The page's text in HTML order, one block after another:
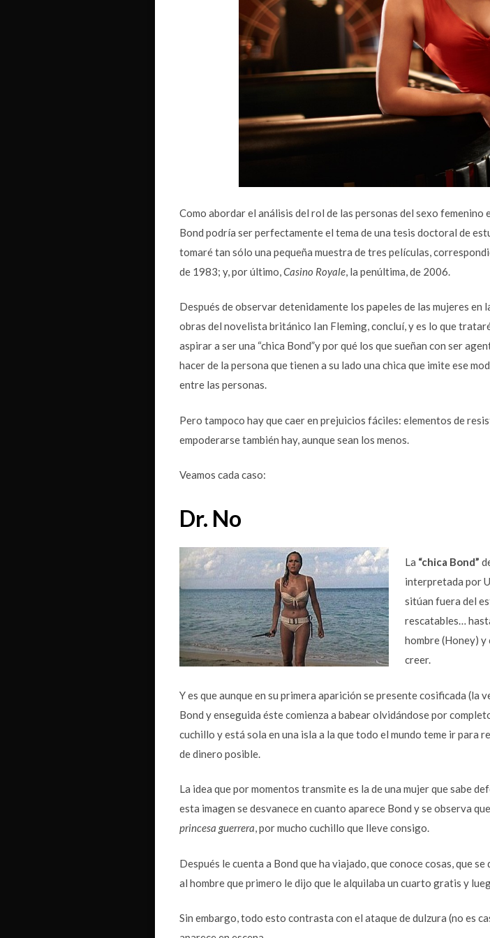
Como abordar el análisis del rol de las personas del sexo
Bond podría ser perfectamente el tema de una tesis doctoral de
tomaré tan sólo una pequeña muestra de tres películas,
de 1983; y, por último, Casino Royale , la penúltima, de 2006.
Después de observar detenidamente los papeles de las mujeres
obras del novelista británico Ian Fleming, concluí, y es lo que
aspirar a ser una “chica Bond”y por qué los que sueñan con ser
hacer de la persona que tienen a su lado una chica que imite ese
entre las personas.
Pero tampoco hay que caer en prejuicios fáciles: elementos de
empoderarse también hay, aunque sean los menos.
Veamos cada caso:
Dr. No
La “chica Bond”
interpretada por
sitúan fuera del
rescatables…
hombre (Honey)
creer.
Y es que aunque en su primera aparición se presente cosificada (la
Bond y enseguida éste comienza a babear olvidándose por
cuchillo y está sola en una isla a la que todo el mundo teme ir para
de dinero posible.
La idea que por momentos transmite es la de una mujer que sabe
esta imagen se desvanece en cuanto aparece Bond y se observa
princesa guerrera, por mucho cuchillo que lleve consigo.
Después le cuenta a Bond que ha viajado, que conoce cosas, que
al hombre que primero le dijo que le alquilaba un cuarto gratis y
Sin embargo, todo esto contrasta con el ataque de dulzura (no es